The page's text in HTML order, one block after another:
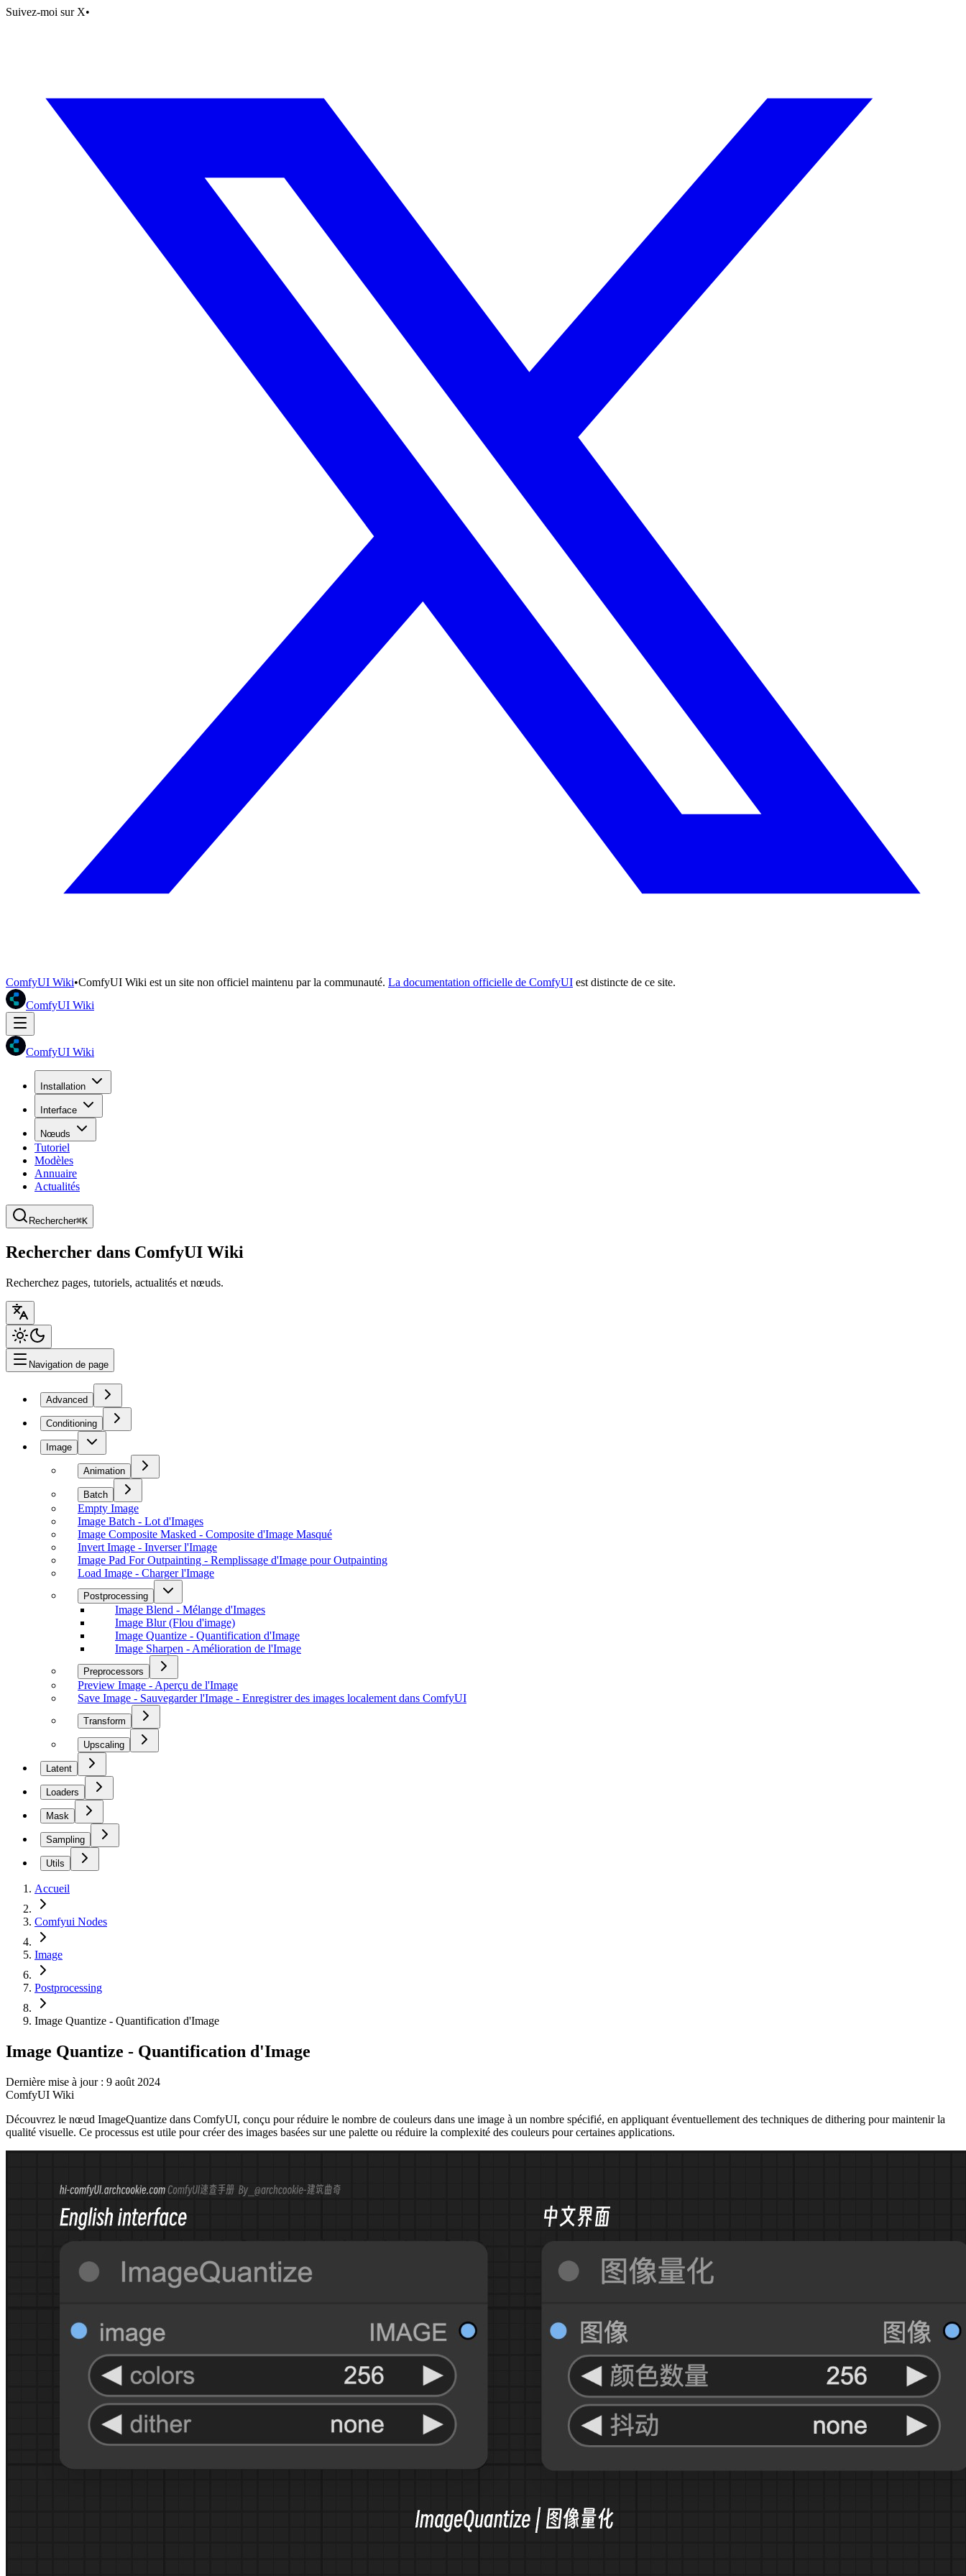
Suivez-moi sur X•
ComfyUI Wiki•ComfyUI Wiki est un site non officiel maintenu par la communauté. La documentation officielle de ComfyUI est distincte de ce site.
ComfyUI Wiki
ComfyUI Wiki
Installation
Interface
Nœuds
Tutoriel
Modèles
Annuaire
Actualités
Rechercher⌘K
Rechercher dans ComfyUI Wiki
Recherchez pages, tutoriels, actualités et nœuds.
Navigation de page
Advanced
Conditioning
Image
Animation
Batch
Empty Image
Image Batch - Lot d'Images
Image Composite Masked - Composite d'Image Masqué
Invert Image - Inverser l'Image
Image Pad For Outpainting - Remplissage d'Image pour Outpainting
Load Image - Charger l'Image
Postprocessing
Image Blend - Mélange d'Images
Image Blur (Flou d'image)
Image Quantize - Quantification d'Image
Image Sharpen - Amélioration de l'Image
Preprocessors
Preview Image - Aperçu de l'Image
Save Image - Sauvegarder l'Image - Enregistrer des images localement dans ComfyUI
Transform
Upscaling
Latent
Loaders
Mask
Sampling
Utils
Accueil
Comfyui Nodes
Image
Postprocessing
Image Quantize - Quantification d'Image
Image Quantize - Quantification d'Image
Dernière mise à jour : 9 août 2024
ComfyUI Wiki
Découvrez le nœud ImageQuantize dans ComfyUI, conçu pour réduire le nombre de couleurs dans une image à un nombre spécifié, en appliquant éventuellement des techniques de dithering pour maintenir la
qualité visuelle. Ce processus est utile pour créer des images basées sur une palette ou réduire la complexité des couleurs pour certaines applications.